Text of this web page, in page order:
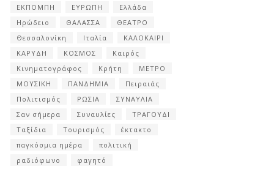
ΕΚΠΟΜΠΗ
ΕΥΡΩΠΗ
Ελλάδα
Ηρώδειο
ΘΑΛΑΣΣΑ
ΘΕΑΤΡΟ
Θεσσαλονίκη
Ιταλία
ΚΑΛΟΚΑΙΡΙ
ΚΑΡΥΔΗ
ΚΟΣΜΟΣ
Καιρός
Κινηματογράφος
Κρήτη
ΜΕΤΡΟ
ΜΟΥΣΙΚΗ
ΠΑΝΔΗΜΙΑ
Πειραιάς
Πολιτισμός
ΡΩΣΙΑ
ΣΥΝΑΥΛΙΑ
Σαν σήμερα
Συναυλίες
ΤΡΑΓΟΥΔΙ
Ταξίδια
Τουρισμός
έκτακτο
παγκόσμια ημέρα
πολιτική
ραδιόφωνο
φαγητό